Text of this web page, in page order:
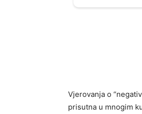
Vjerovanja o
prisutna u mnogim